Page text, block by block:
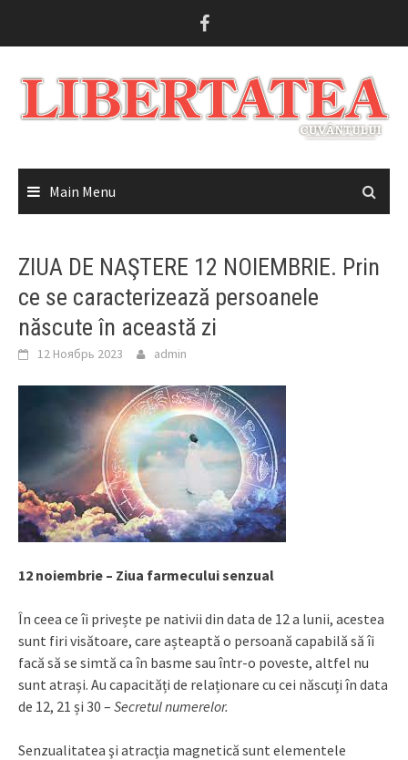
Main Menu
ZIUA DE NAŞTERE 12 NOIEMBRIE. Prin
ce se caracterizează persoanele
născute în această zi
12 Ноябрь 2023 admin
12 noiembrie – Ziua farmecului senzual
În ceea ce îi privește pe nativii din data de 12 a lunii, acestea
sunt firi visătoare, care așteaptă o persoană capabilă să îi
facă să se simtă ca în basme sau într-o poveste, altfel nu
sunt atrași. Au capacități de relaționare cu cei născuți în data
de 12, 21 și 30 – Secretul numerelor.
Senzualitatea şi atracţia magnetică sunt elementele